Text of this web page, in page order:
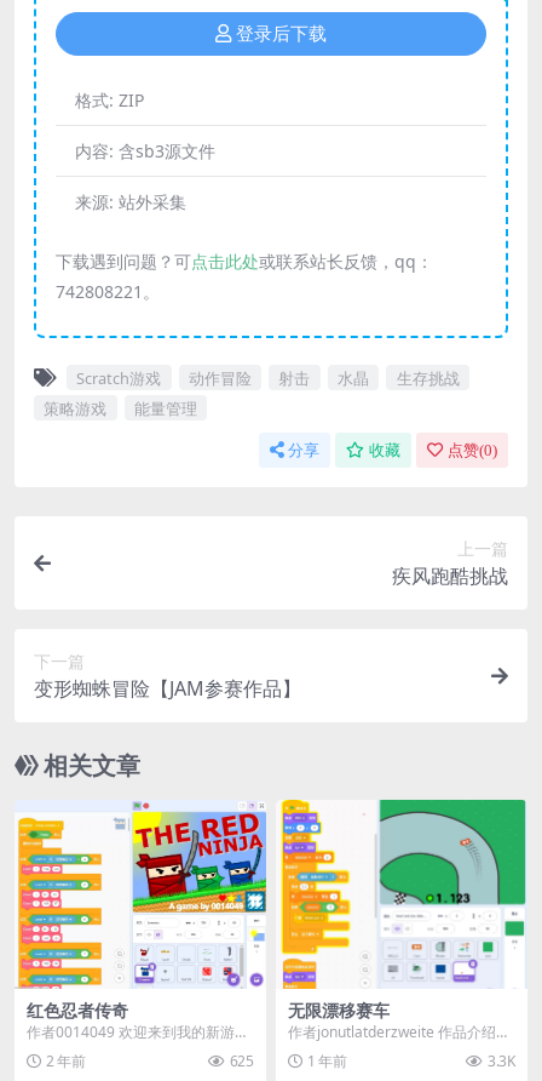
登录后下载
格式: ZIP
内容: 含sb3源文件
来源: 站外采集
下载遇到问题？可点击此处或联系站长反馈，qq：
742808221。
Scratch游戏 动作冒险 射击 水晶
生存挑战
策略游戏
能量管理
分享 收藏 点赞(0)
上一篇
疾风跑酷挑战
下一篇
变形蜘蛛冒险【JAM参赛作品】
相关文章
红色忍者传奇
作者0014049 欢迎来到我的新游
戏！红色忍者。由于克隆太多，在
速度较慢的设备...
2 年前 625
无限漂移赛车
作者jonutlatderzweite 作品介绍：
《无限漂移赛车》是一款刺激的...
1 年前 3.3K